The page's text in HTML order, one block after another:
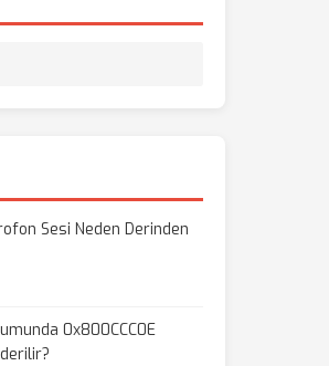
Sesi Neden Derinden
0x800CCC0E